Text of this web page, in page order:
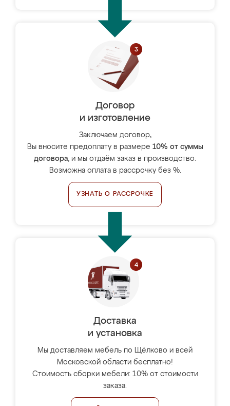
Договор
и изготовление
Заключаем договор,
Вы вносите предоплату в размере 10% от суммы
договора, и мы отдаём заказ в производство.
Возможна оплата в рассрочку без %.
УЗНАТЬ О РАССРОЧКЕ
Доставка
и установка
Мы доставляем мебель по Щёлково и всей
Московской области бесплатно!
Стоимость сборки мебели: 10% от стоимости
заказа.